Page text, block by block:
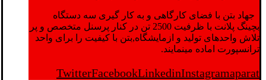
جهاد بتن با فضای کارگاهی و به کار گیری سه دستگاه
بچینگ پلانت با ظرفیت 2500 تن در کنار پرسنل متخصص و پر
تلاش واحدهای تولید و ازمایشگاه,بتن با کیفیت را برای واحد
ترانسپورت اماده مینمایند.
TwitterFacebookLinkedinInstagramaparat